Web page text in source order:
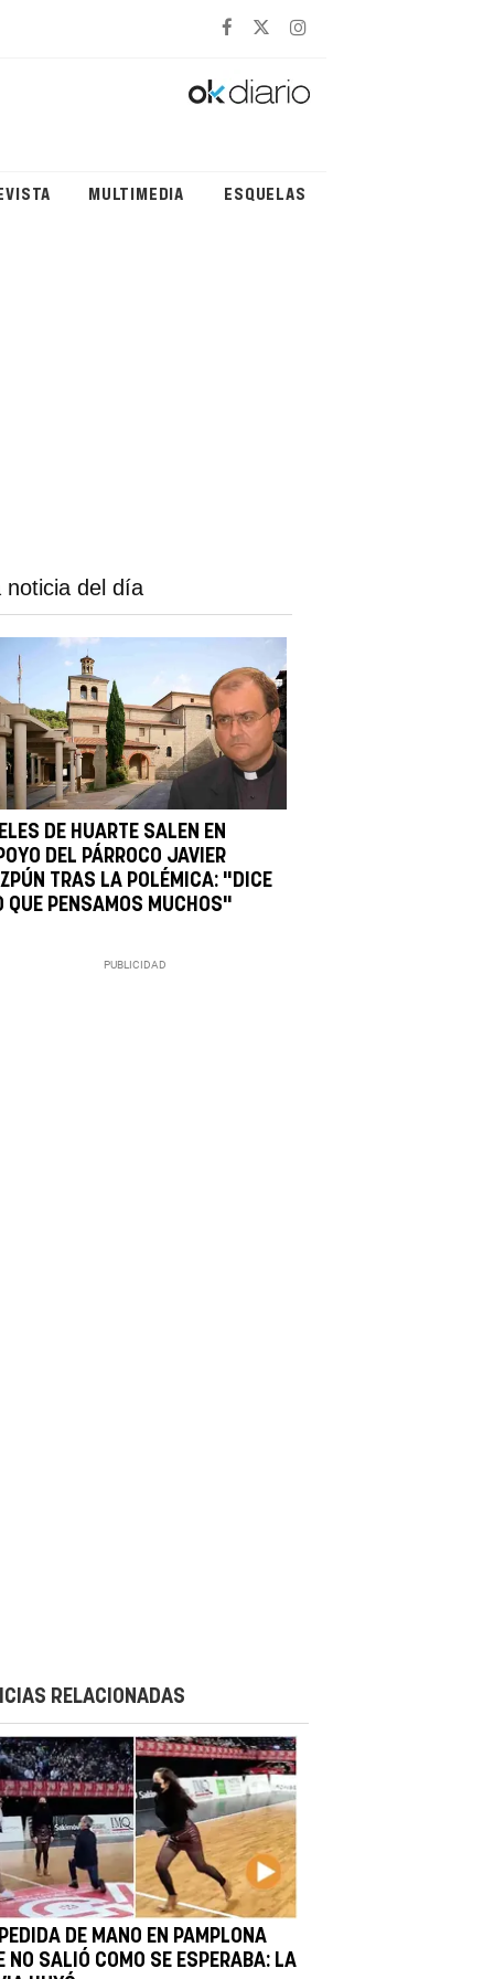
MULTIMEDIA ESQUELAS
noticia del día
DE HUARTE SALEN EN
DEL PÁRROCO JAVIER
TRAS LA POLÉMICA: "DICE
QUE PENSAMOS MUCHOS"
RELACIONADAS
DE MANO EN PAMPLONA
NO SALIÓ COMO SE ESPERABA: LA